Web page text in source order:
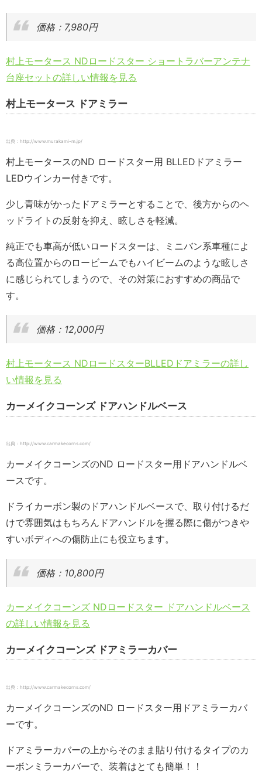
価格：7,980円
村上モータース NDロードスター ショートラバーアンテナ
台座セットの詳しい情報を見る
村上モータース ドアミラー
出典：http://www.murakami-m.jp/
村上モータースのND ロードスター用 BLLEDドアミラー
LEDウインカー付きです。
少し青味がかったドアミラーとすることで、後方からのヘ
ッドライトの反射を抑え、眩しさを軽減。
純正でも車高が低いロードスターは、ミニバン系車種によ
る高位置からのロービームでもハイビームのような眩しさ
に感じられてしまうので、その対策におすすめの商品で
す。
価格：12,000円
村上モータース NDロードスターBLLEDドアミラーの詳し
い情報を見る
カーメイクコーンズ ドアハンドルベース
出典：http://www.carmakecorns.com/
カーメイクコーンズのND ロードスター用ドアハンドルベ
ースです。
ドライカーボン製のドアハンドルベースで、取り付けるだ
けで雰囲気はもちろんドアハンドルを握る際に傷がつきや
すいボディへの傷防止にも役立ちます。
価格：10,800円
カーメイクコーンズ NDロードスター ドアハンドルベース
の詳しい情報を見る
カーメイクコーンズ ドアミラーカバー
出典：http://www.carmakecorns.com/
カーメイクコーンズのND ロードスター用ドアミラーカバ
ーです。
ドアミラーカバーの上からそのまま貼り付けるタイプのカ
ーボンミラーカバーで、装着はとても簡単！！